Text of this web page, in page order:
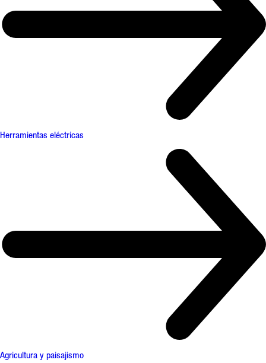
Herramientas eléctricas
Agricultura y paisajismo